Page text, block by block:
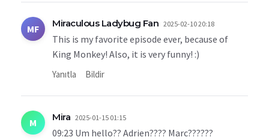
MF Miraculous Ladybug Fan 2025-02-10 20:18
This is my favorite episode ever, because of
King Monkey! Also, it is very funny! :)
Yanıtla Bildir
M Mira 2025-01-15 01:15
09:23 Um hello?? Adrien???? Marc??????